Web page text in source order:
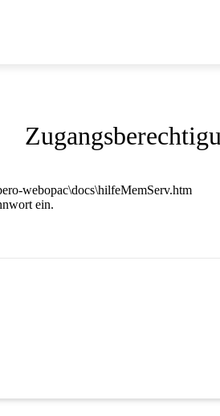
webopac\docs\hilfeMemServ.htm
ein.